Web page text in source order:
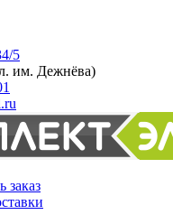
5
им. Дежнёва)
заказ